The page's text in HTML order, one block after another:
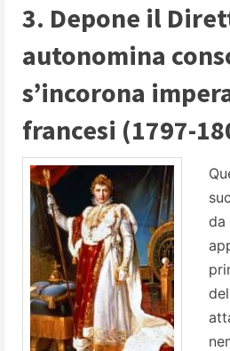
3. Depone il
autonomina
s’incorona
francesi (1797-